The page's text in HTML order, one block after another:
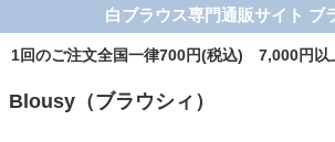
白ブラウス専門通販サイト ブ
1回のご注文全国一律700円(税込) 7,000円以
Blousy（ブラウシィ）